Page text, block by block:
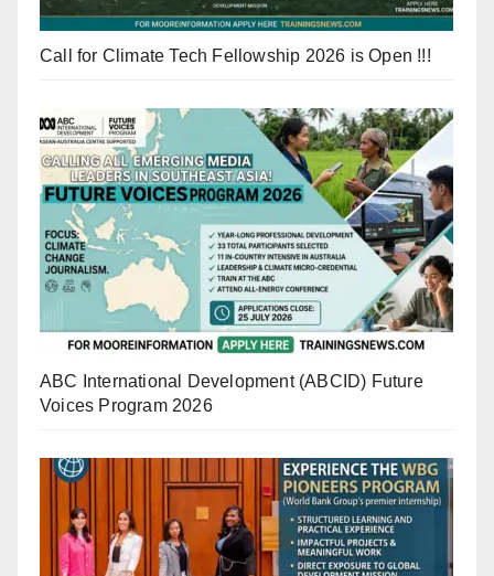
Call for Climate Tech Fellowship 2026 is Open !!!
ABC International Development (ABCID) Future
Voices Program 2026